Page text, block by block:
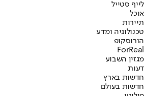
לייף סטייל
אוכל
תיירות
טכנולוגיה ומדע
הורוסקופ
ForReal
מגזין השבוע
דעות
חדשות בארץ
חדשות בעולם